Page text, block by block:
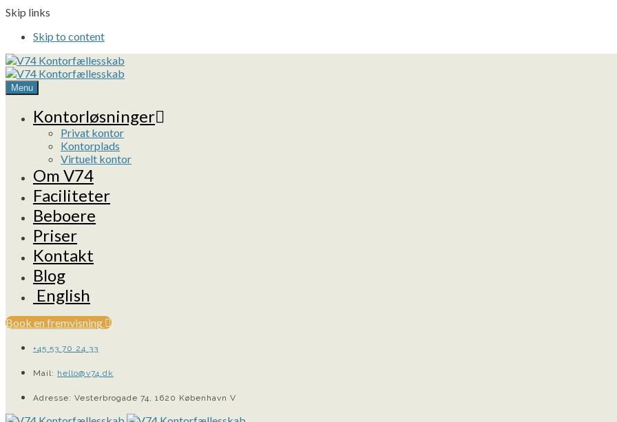
Skip links
Skip to content
Menu
Kontorløsninger
Privat kontor
Kontorplads
Virtuelt kontor
Om V74
Faciliteter
Beboere
Priser
Kontakt
Blog
English
Book en fremvisning
+45 53 70 24 33
Mail: hello@v74.dk
Adresse: Vesterbrogade 74, 1620 København V